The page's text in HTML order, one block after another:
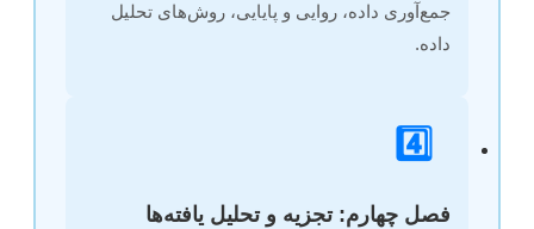
جمع‌آوری داده، روایی و پایایی، روش‌های تحلیل
داده.
4️⃣
فصل چهارم: تجزیه و تحلیل یافته‌ها